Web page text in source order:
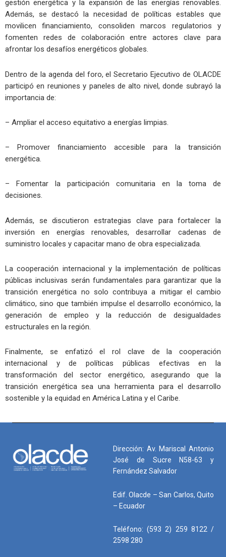
gestión energética y la expansión de las energías renovables.
Además, se destacó la necesidad de políticas estables que
movilicen financiamiento, consoliden marcos regulatorios y
fomenten redes de colaboración entre actores clave para
afrontar los desafíos energéticos globales.
Dentro de la agenda del foro, el Secretario Ejecutivo de OLACDE
participó en reuniones y paneles de alto nivel, donde subrayó la
importancia de:
– Ampliar el acceso equitativo a energías limpias.
– Promover financiamiento accesible para la transición
energética.
– Fomentar la participación comunitaria en la toma de
decisiones.
Además, se discutieron estrategias clave para fortalecer la
inversión en energías renovables, desarrollar cadenas de
suministro locales y capacitar mano de obra especializada.
La cooperación internacional y la implementación de políticas
públicas inclusivas serán fundamentales para garantizar que la
transición energética no solo contribuya a mitigar el cambio
climático, sino que también impulse el desarrollo económico, la
generación de empleo y la reducción de desigualdades
estructurales en la región.
Finalmente, se enfatizó el rol clave de la cooperación
internacional y de políticas públicas efectivas en la
transformación del sector energético, asegurando que la
transición energética sea una herramienta para el desarrollo
sostenible y la equidad en América Latina y el Caribe.
Dirección: Av. Mariscal Antonio
José de Sucre N58-63 y
Fernández Salvador
Edif. Olacde – San Carlos, Quito
– Ecuador
Teléfono: (593 2) 259 8122 /
2598 280